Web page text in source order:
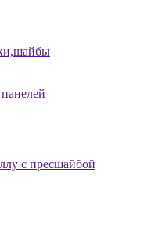
с пресшайбой